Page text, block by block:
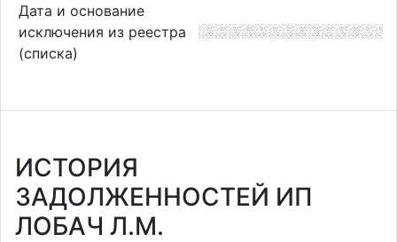
Дата и основание
исключения из реестра
(списка)
ИСТОРИЯ
ЗАДОЛЖЕННОСТЕЙ ИП
ЛОБАЧ Л.М.